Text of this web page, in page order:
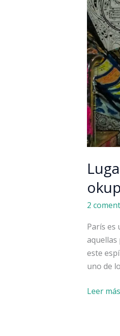
2
París es
aquellas
este
uno de
Lugares
Leer